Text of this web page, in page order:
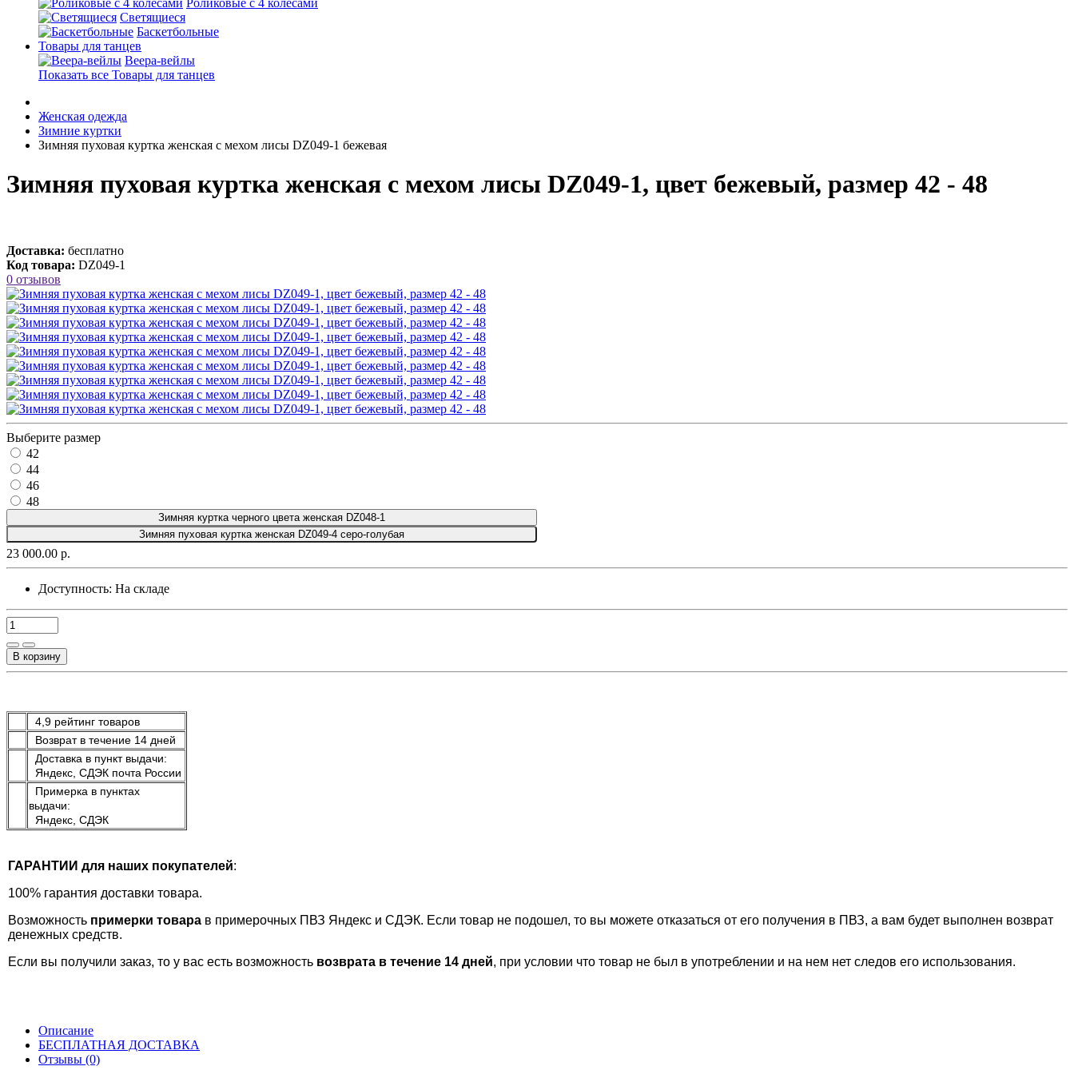
Роликовые с 4 колесами
Светящиеся
Баскетбольные
Товары для танцев
Веера-вейлы
Показать все Товары для танцев
Женская одежда
Зимние куртки
Зимняя пуховая куртка женская с мехом лисы DZ049-1 бежевая
Зимняя пуховая куртка женская с мехом лисы DZ049-1, цвет бежевый, размер 42 - 48
Доставка: бесплатно
Код товара: DZ049-1
0 отзывов
Выберите размер
42
44
46
48
Зимняя куртка черного цвета женская DZ048-1
Зимняя пуховая куртка женская DZ049-4 серо-голубая
23 000.00 р.
Доступность: На складе
В корзину
4,9 рейтинг товаров
Возврат в течение 14 дней
Доставка в пункт выдачи:
Яндекс, СДЭК почта России
Примерка в пунктах
выдачи:
Яндекс, СДЭК
ГАРАНТИИ для наших покупателей:
100% гарантия доставки товара.
Возможность примерки товара в примерочных ПВЗ Яндекс и СДЭК. Если товар не подошел, то вы можете отказаться от его получения в ПВЗ, а вам будет выполнен возврат
денежных средств.
Если вы получили заказ, то у вас есть возможность возврата в течение 14 дней, при условии что товар не был в употреблении и на нем нет следов его использования.
Описание
БЕСПЛАТНАЯ ДОСТАВКА
Отзывы (0)